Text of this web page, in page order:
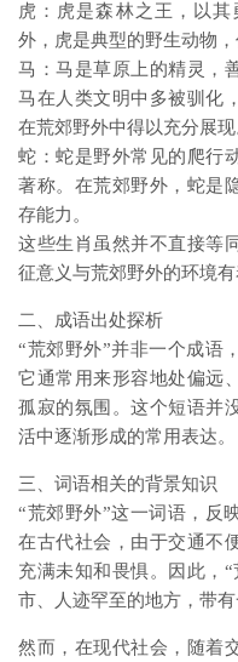
虎：虎是森林之王，以
外，虎是典型的野生动物
马：马是草原上的精灵，
马在人类文明中多被驯化
在荒郊野外中得以充分展现
蛇：蛇是野外常见的爬行
著称。在荒郊野外，蛇是
存能力。
这些生肖虽然并不直接等
征意义与荒郊野外的环境有
二、成语出处探析
“荒郊野外”并非一个成语
它通常用来形容地处偏远
孤寂的氛围。这个短语并
活中逐渐形成的常用表达。
三、词语相关的背景知识
“荒郊野外”这一词语，反
在古代社会，由于交通不
充满未知和畏惧。因此，
市、人迹罕至的地方，带
然而，在现代社会，随着